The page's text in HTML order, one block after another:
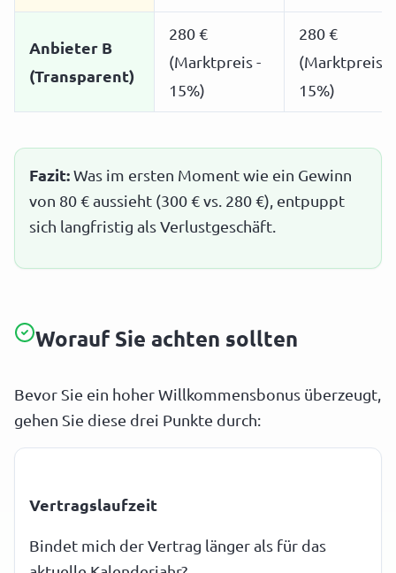
Anbieter B
(Transparent)
280 €
(Marktpreis -
15%)
280 €
(Marktpreis -
15%)
Fazit: Was im ersten Moment wie ein Gewinn
von 80 € aussieht (300 € vs. 280 €), entpuppt
sich langfristig als Verlustgeschäft.
Worauf Sie achten sollten
Bevor Sie ein hoher Willkommensbonus überzeugt,
gehen Sie diese drei Punkte durch:
Vertragslaufzeit
Bindet mich der Vertrag länger als für das